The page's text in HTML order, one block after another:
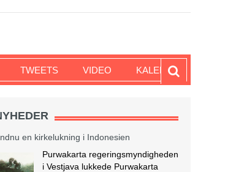
TWEETS VIDEO KALENDER
en kirkelukning i Indonesien
Purwakarta regeringsmyndigheden
i Vestjava lukkede Purwakarta